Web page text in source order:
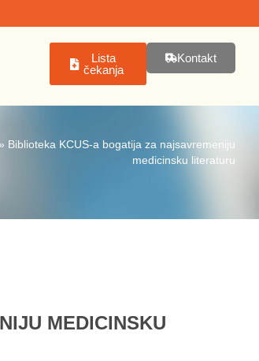
Lista
čekanja
Kontakt
» Biblioteka KCUS-a bogatija za najsavremeniju
medicinsku literaturu
MEDICINSKU